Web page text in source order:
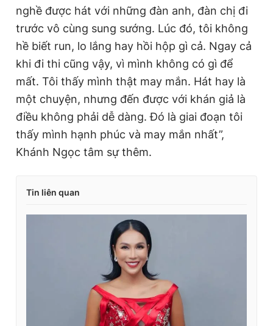
nghề được hát với những đàn anh, đàn chị đi
trước vô cùng sung sướng. Lúc đó, tôi không
hề biết run, lo lắng hay hồi hộp gì cả. Ngay cả
khi đi thi cũng vậy, vì mình không có gì để
mất. Tôi thấy mình thật may mắn. Hát hay là
một chuyện, nhưng đến được với khán giả là
điều không phải dễ dàng. Đó là giai đoạn tôi
thấy mình hạnh phúc và may mắn nhất”,
Khánh Ngọc tâm sự thêm.
Tin liên quan